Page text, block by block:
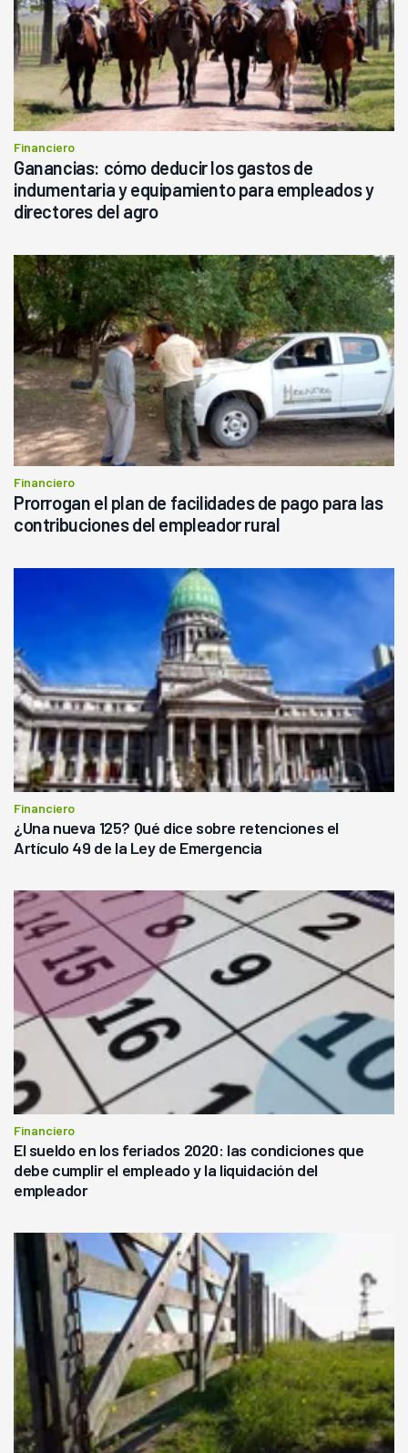
Financiero
Ganancias: cómo deducir los gastos de
indumentaria y equipamiento para empleados y
directores del agro
Financiero
Prorrogan el plan de facilidades de pago para las
contribuciones del empleador rural
Financiero
¿Una nueva 125? Qué dice sobre retenciones el
Artículo 49 de la Ley de Emergencia
Financiero
El sueldo en los feriados 2020: las condiciones que
debe cumplir el empleado y la liquidación del
empleador